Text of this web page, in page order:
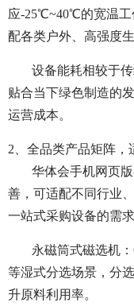
应-25℃~40℃的宽温工
配各类户外、高强度生
设备能耗相较于
贴合当下绿色制造的
运营成本。
2、全品类产品矩阵，
华体会手机网页
善，可适配不同行业
一站式采购设备的需求
永磁筒式磁选机
等湿式分选场景，分
升原料利用率。